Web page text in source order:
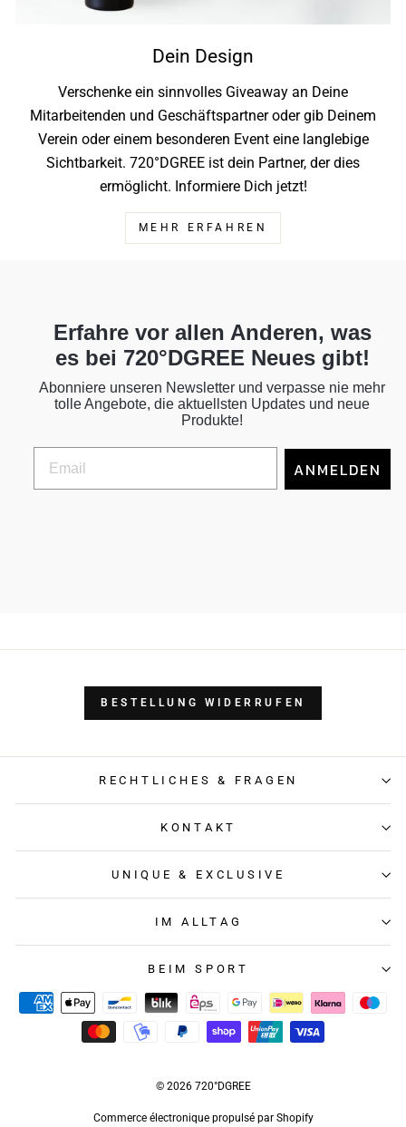
Dein Design
Verschenke ein sinnvolles Giveaway an Deine
Mitarbeitenden und Geschäftspartner oder gib Deinem
Verein oder einem besonderen Event eine langlebige
Sichtbarkeit. 720°DGREE ist dein Partner, der dies
ermöglicht. Informiere Dich jetzt!
MEHR ERFAHREN
Erfahre vor allen Anderen, was
es bei 720°DGREE Neues gibt!
Abonniere unseren Newsletter und verpasse nie mehr
tolle Angebote, die aktuellsten Updates und neue
Produkte!
ANMELDEN
BESTELLUNG WIDERRUFEN
RECHTLICHES & FRAGEN
KONTAKT
UNIQUE & EXCLUSIVE
IM ALLTAG
BEIM SPORT
© 2026 720°DGREE
Commerce électronique propulsé par Shopify